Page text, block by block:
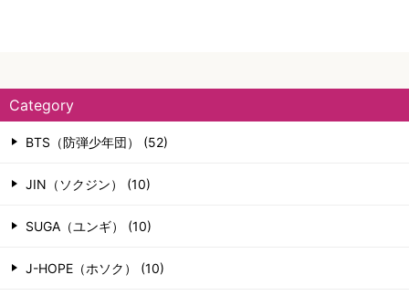
Category
BTS（防弾少年団） (52)
JIN（ソクジン） (10)
SUGA（ユンギ） (10)
J-HOPE（ホソク） (10)